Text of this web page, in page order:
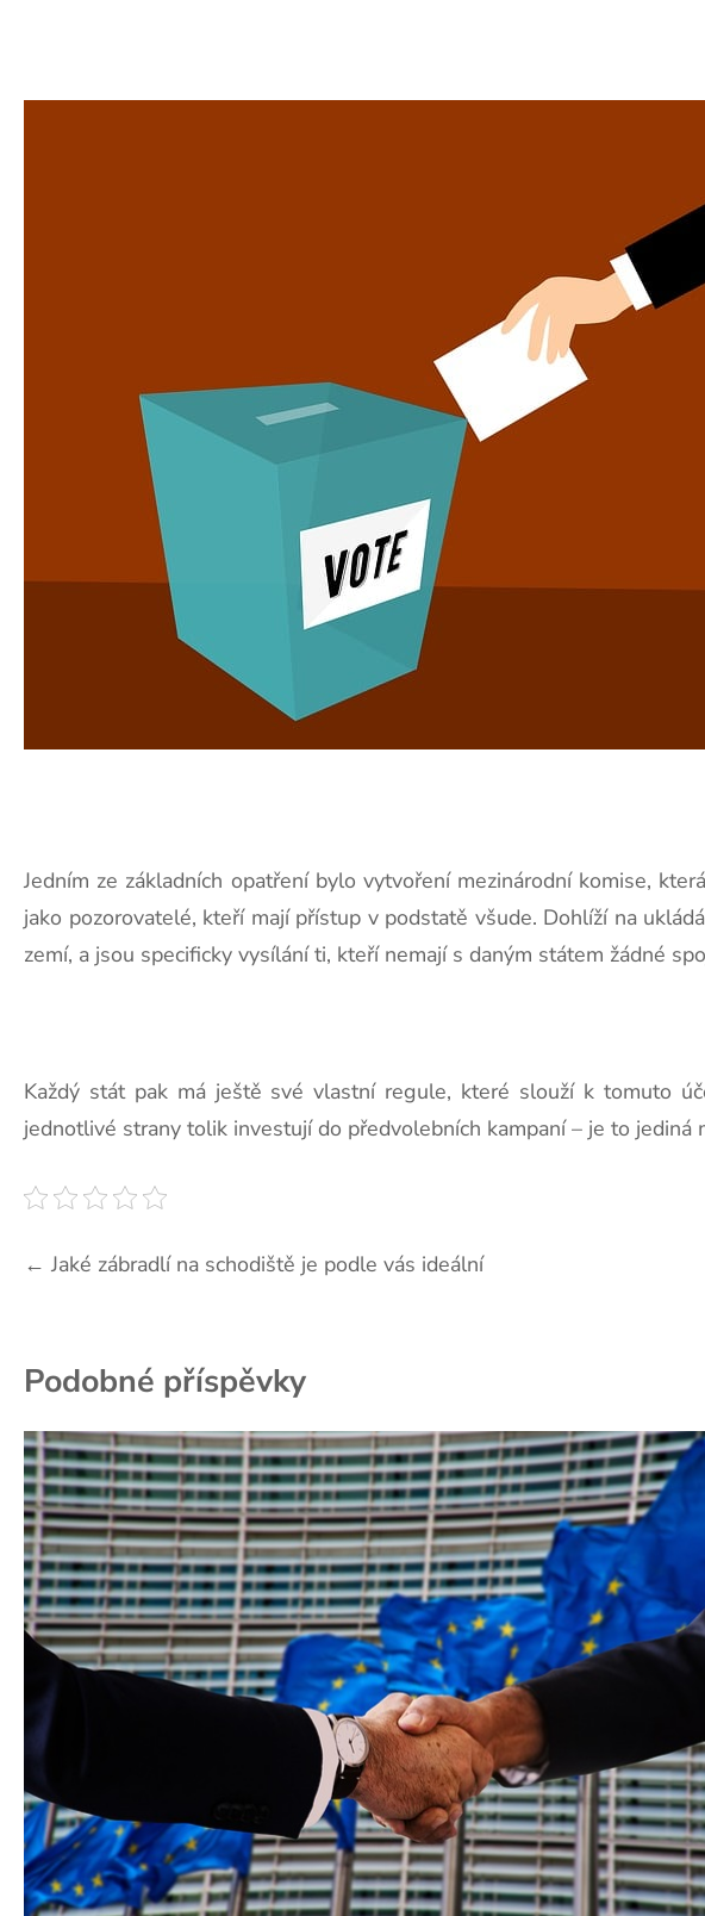
Jedním ze základních opatření bylo vytvoření mezinárodní komise,
jako pozorovatelé, kteří mají přístup v podstatě všude. Dohlíží na
zemí, a jsou specificky vysílání ti, kteří nemají s daným státem žádné
Každý stát pak má ještě své vlastní regule, které slouží k tomuto
jednotlivé strany tolik investují do předvolebních kampaní – je to jediná
Navigace
příspěvek
← Jaké zábradlí na schodiště je podle vás ideální
Podobné příspěvky